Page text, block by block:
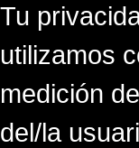
Tu
utilizamos
medición
del/la